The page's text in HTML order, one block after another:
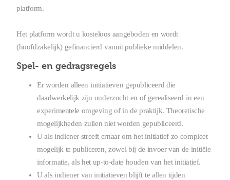
platform.
Het platform wordt u kosteloos aangeboden en wordt
(hoofdzakelijk) gefinancierd vanuit publieke middelen.
Spel- en gedragsregels
Er worden alleen initiatieven gepubliceerd die
daadwerkelijk zijn onderzocht en of gerealiseerd in een
experimentele omgeving of in de praktijk. Theoretische
mogelijkheden zullen niet worden gepubliceerd.
U als indiener streeft ernaar om het initiatief zo compleet
mogelijk te publiceren, zowel bij de invoer van de initiële
informatie, als het up-to-date houden van het initiatief.
U als indiener van initiatieven blijft te allen tijden